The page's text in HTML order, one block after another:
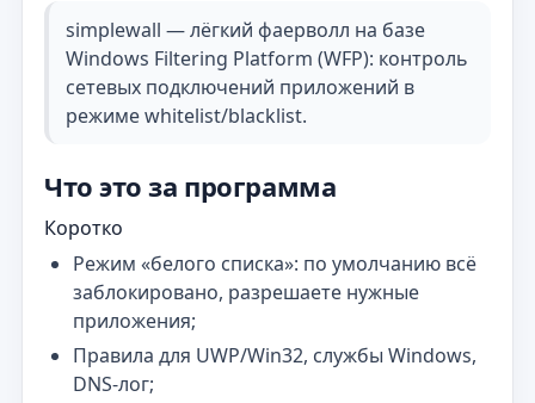
simplewall — лёгкий фаерволл на базе
Windows Filtering Platform (WFP): контроль
сетевых подключений приложений в
режиме whitelist/blacklist.
Что это за программа
Коротко
Режим «белого списка»: по умолчанию всё
заблокировано, разрешаете нужные
приложения;
Правила для UWP/Win32, службы Windows,
DNS‑лог;